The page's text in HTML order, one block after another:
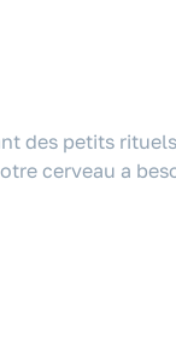
des petits
cerveau a